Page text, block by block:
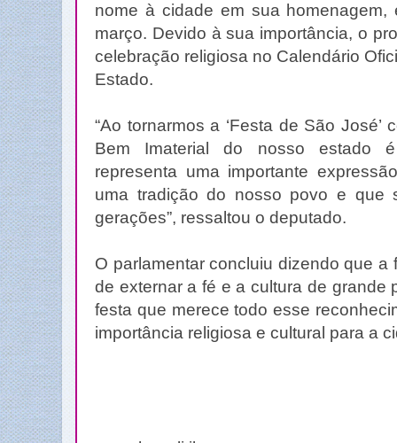
nome à cidade em sua
março. Devido à sua importância, o
celebração religiosa no Calendário
Estado.
“Ao tornarmos a ‘Festa de São José’
Bem Imaterial do nosso estado
representa uma importante
uma tradição do nosso povo e que
gerações”, ressaltou o deputado.
O parlamentar concluiu dizendo que a
de externar a fé e a cultura de grande
festa que merece todo esse
importância religiosa e cultural para a